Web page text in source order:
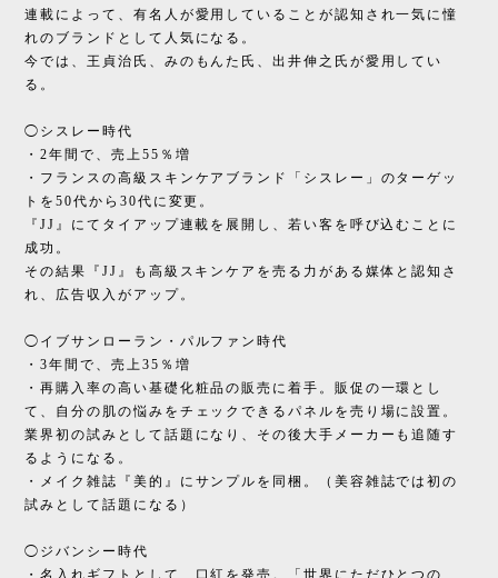
連載によって、有名人が愛用していることが認知され一気に憧
れのブランドとして人気になる。
今では、王貞治氏、みのもんた氏、出井伸之氏が愛用してい
る。
◯シスレー時代
・2年間で、売上55％増
・フランスの高級スキンケアブランド「シスレー」のターゲッ
トを50代から30代に変更。
『JJ』にてタイアップ連載を展開し、若い客を呼び込むことに
成功。
その結果『JJ』も高級スキンケアを売る力がある媒体と認知さ
れ、広告収入がアップ。
◯イブサンローラン・パルファン時代
・3年間で、売上35％増
・再購入率の高い基礎化粧品の販売に着手。販促の一環とし
て、自分の肌の悩みをチェックできるパネルを売り場に設置。
業界初の試みとして話題になり、その後大手メーカーも追随す
るようになる。
・メイク雑誌『美的』にサンプルを同梱。（美容雑誌では初の
試みとして話題になる）
◯ジバンシー時代
・名入れギフトとして、口紅を発売。「世界にただひとつの